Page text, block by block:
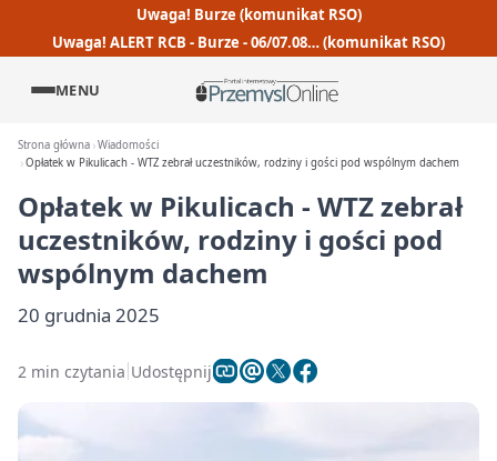
Uwaga! Burze (komunikat RSO)
Uwaga! ALERT RCB - Burze - 06/07.08… (komunikat RSO)
MENU
Strona główna Wiadomości
Opłatek w Pikulicach - WTZ zebrał uczestników, rodziny i gości pod wspólnym dachem
Opłatek w Pikulicach - WTZ zebrał
uczestników, rodziny i gości pod
wspólnym dachem
20 grudnia 2025
2 min czytania Udostępnij